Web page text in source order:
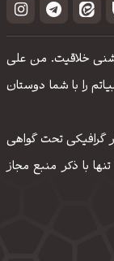
خلاقیت. من علی
را با شما دوستان
گرافیکی تحت گواهی
تنها با ذکر منبع مجاز